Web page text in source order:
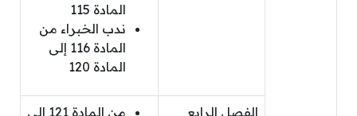
المادة 115
ندب الخبراء من
المادة 116 إلى
المادة 120
الفصل الرابع
من المادة 121 إلى